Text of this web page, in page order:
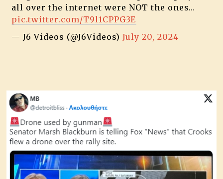
all over the internet were NOT the ones…
pic.twitter.com/T9l1CPPG3E
— J6 Videos (@J6Videos)July 20, 2024